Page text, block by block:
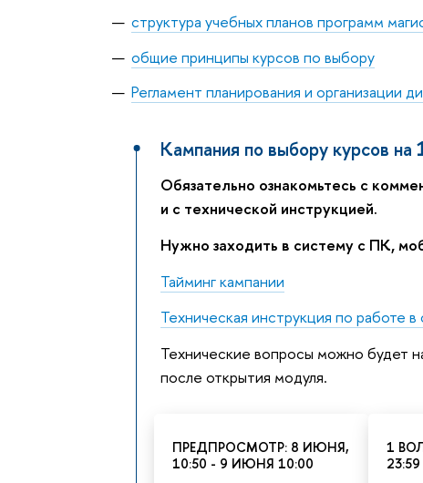
структура учебных планов программ
общие принципы курсов по выбору
Регламент планирования и организации
Кампания по выбору курсов
Обязательно ознакомьтесь с
и с технической инструкцией.
Нужно заходить в систему с ПК,
Тайминг кампании
Техническая инструкция по работе
Технические вопросы можно будет
после открытия модуля.
ПРЕДПРОСМОТР: 8 ИЮНЯ,
10:50 - 9 ИЮНЯ 10:00
1
23:59